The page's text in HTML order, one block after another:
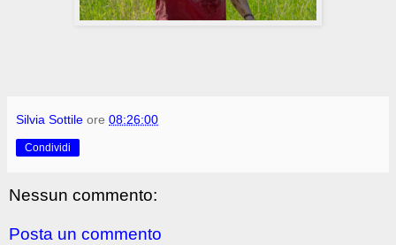
Silvia Sottile ore 08:26:00
Condividi
Nessun commento:
Posta un commento